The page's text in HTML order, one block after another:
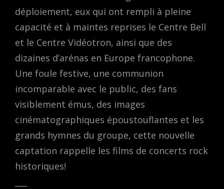
déploiement, eux qui ont rempli à pleine
capacité et à maintes reprises le Centre Bell
et le Centre Vidéotron, ainsi que des
dizaines d’arénas en Europe francophone.
Une foule festive, une communion
incomparable avec le public, des fans
visiblement émus, des images
cinématographiques époustouflantes et les
grands hymnes du groupe, cette nouvelle
captation rappelle les films de concerts rock
historiques!